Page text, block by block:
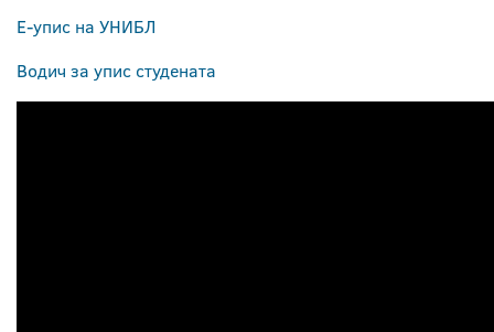
Е-упис на УНИБЛ
Водич за упис студената